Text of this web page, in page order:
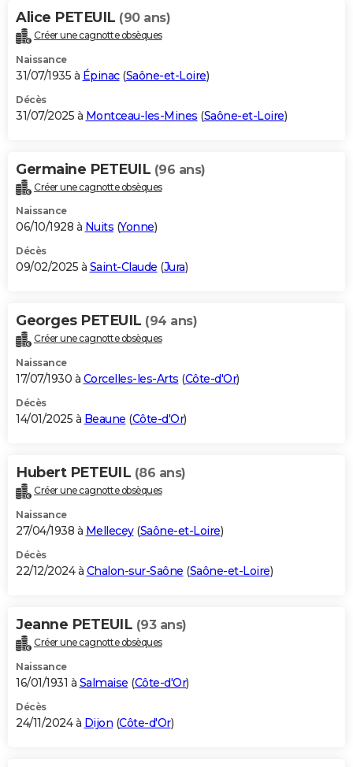
Alice PETEUIL (90 ans)
Créer une cagnotte obsèques
Naissance
31/07/1935 à Épinac(Saône-et-Loire)
Décès
31/07/2025 à Montceau-les-Mines (Saône-et-Loire)
Germaine PETEUIL (96 ans)
Créer une cagnotte obsèques
Naissance
06/10/1928 à Nuits (Yonne)
Décès
09/02/2025 à Saint-Claude (Jura)
Georges PETEUIL (94 ans)
Créer une cagnotte obsèques
Naissance
17/07/1930 à Corcelles-les-Arts (Côte-d'Or)
Décès
14/01/2025 à Beaune (Côte-d'Or)
Hubert PETEUIL (86 ans)
Créer une cagnotte obsèques
Naissance
27/04/1938 à Mellecey(Saône-et-Loire)
Décès
22/12/2024 à Chalon-sur-Saône (Saône-et-Loire)
Jeanne PETEUIL (93 ans)
Créer une cagnotte obsèques
Naissance
16/01/1931 à Salmaise (Côte-d'Or)
Décès
24/11/2024 à Dijon (Côte-d'Or)